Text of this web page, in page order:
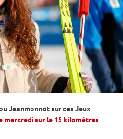
Jeanmonnot sur cesJeux
mercredi sur le 15 kilomètres